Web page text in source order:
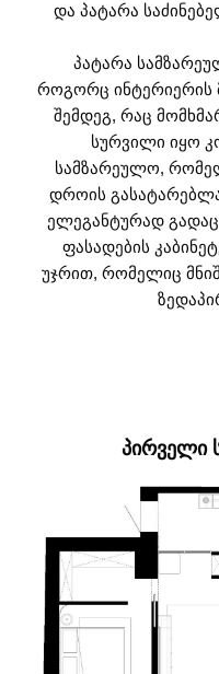
და პატარა
პატარა
როგორც ინტერიერის
შემდეგ, რაც
სურვილი იყო
სამზარეულო,
დროის
ელეგანტურად
ფასადების
უჯრით, რომელიც
ᲞᲘᲠᲕᲔᲚᲘ